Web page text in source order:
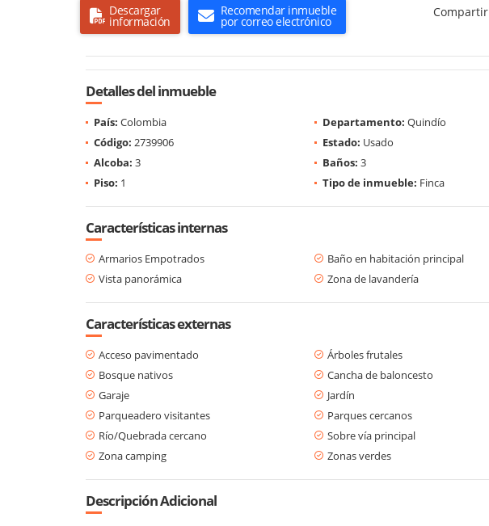
Descargar
información
Recomendar inmueble
por correo electrónico
Compartir
Detalles del inmueble
País: Colombia Departamento: Quindío
Código: 2739906 Estado: Usado
Alcoba: 3 Baños: 3
Piso: 1 Tipo de inmueble: Finca
Características internas
Armarios Empotrados Baño en habitación principal
Vista panorámica
Zona de lavandería
Características externas
Acceso pavimentado Árboles frutales
Bosque nativos
Cancha de baloncesto
Garaje
Jardín
Parqueadero visitantes
Parques cercanos
Río/Quebrada cercano
Sobre vía principal
Zona camping
Zonas verdes
Descripción Adicional